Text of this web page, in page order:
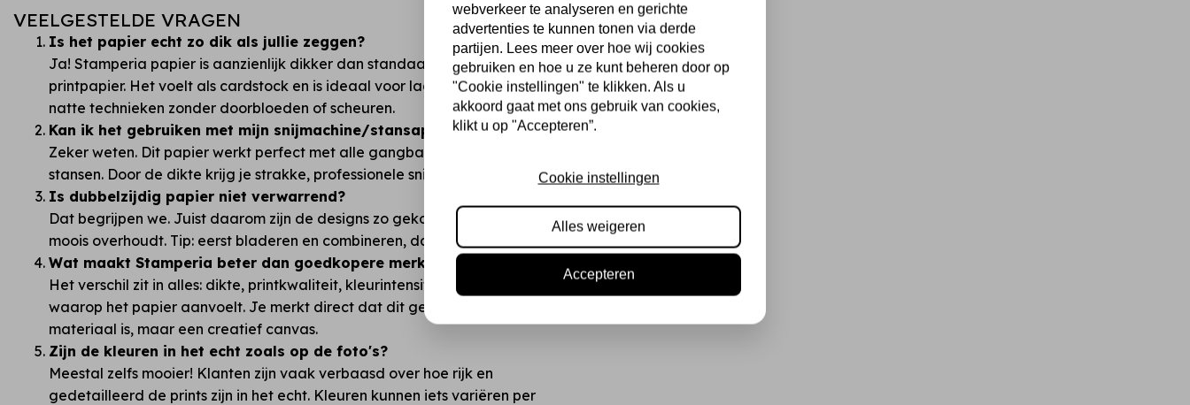
VEELGESTELDE VRAGEN
Is het papier echt zo dik als jullie zeggen?
Ja! Stamperia papier is aanzienlijk dikker dan standaard hobby- of
printpapier. Het voelt als cardstock en is ideaal voor lagen, mixed media en
natte technieken zonder doorbloeden of scheuren.
Kan ik het gebruiken met mijn snijmachine/stansapparaat?
Zeker weten. Dit papier werkt perfect met alle gangbare snijmachines en
stansen. Door de dikte krijg je strakke, professionele snijlijnen zonder rafels.
Is dubbelzijdig papier niet verwarrend?
Dat begrijpen we. Juist daarom zijn de designs zo gekozen dat je altijd iets
moois overhoudt. Tip: eerst bladeren en combineren, daarna pas knippen!
Wat maakt Stamperia beter dan goedkopere merken zoals Action?
Het verschil zit in alles: dikte, printkwaliteit, kleurintensiteit en de manier
waarop het papier aanvoelt. Je merkt direct dat dit geen "budget"
materiaal is, maar een creatief canvas.
Zijn de kleuren in het echt zoals op de foto's?
Meestal zelfs mooier! Klanten zijn vaak verbaasd over hoe rijk en
gedetailleerd de prints zijn in het echt. Kleuren kunnen iets variëren per
webverkeer te analyseren en gerichte
advertenties te kunnen tonen via derde
partijen. Lees meer over hoe wij cookies
gebruiken en hoe u ze kunt beheren door op
"Cookie instellingen" te klikken. Als u
akkoord gaat met ons gebruik van cookies,
klikt u op "Accepteren”.
Cookie instellingen
Alles weigeren
Accepteren